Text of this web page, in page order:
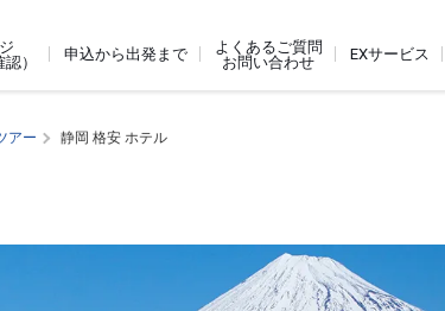
）
申込から出発まで
よくあるご質問
お問い合わせ
EXサービス
アー 静岡 格安 ホテル